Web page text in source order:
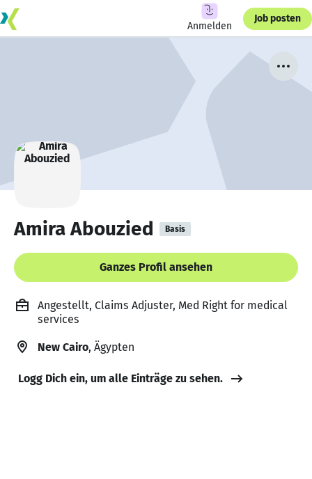
Anmelden
Job posten
Amira Abouzied Basis
Ganzes Profil ansehen
Angestellt, Claims Adjuster, Med Right for medical
services
New Cairo, Ägypten
Logg Dich ein, um alle Einträge zu sehen.